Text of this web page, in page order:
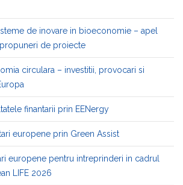
de inovare in bioeconomie – apel
propuneri de proiecte
circulara – investitii, provocari si
finantarii prin EENergy
europene prin Green Assist
europene pentru intreprinderi in cadrul
LIFE 2026